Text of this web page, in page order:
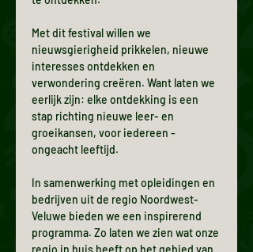
Met dit festival willen we
nieuwsgierigheid prikkelen, nieuwe
interesses ontdekken en
verwondering creëren. Want laten we
eerlijk zijn: elke ontdekking is een
stap richting nieuwe leer- en
groeikansen, voor iedereen -
ongeacht leeftijd.
In samenwerking met opleidingen en
bedrijven uit de regio Noordwest-
Veluwe bieden we een inspirerend
programma. Zo laten we zien wat onze
regio in huis heeft op het gebied van